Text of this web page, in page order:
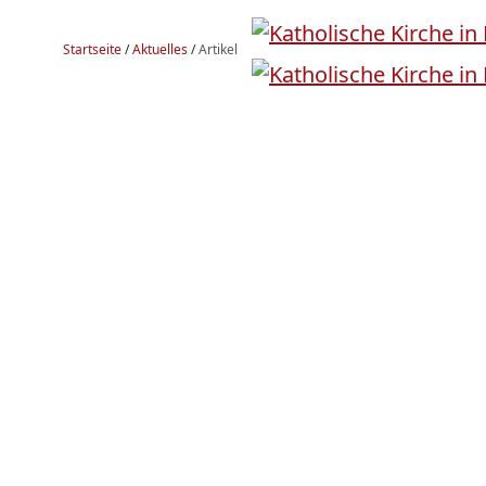
Startseite/Aktuelles/Artikel